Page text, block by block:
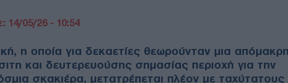
14/05/26 - 10:54
η οποία για δεκαετίες θεωρούνταν μια
και δευτερευούσης σημασίας περιοχή για την
σκακιέρα, μετατρέπεται πλέον με